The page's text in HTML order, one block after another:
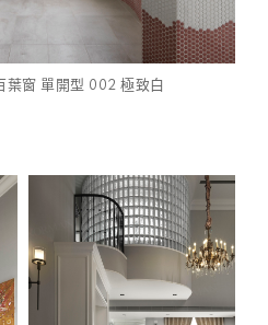
葉窗 單開型 002 極致白